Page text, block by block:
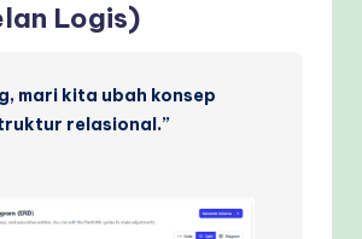
Logis)
mari kita ubah konsep
relasional.”